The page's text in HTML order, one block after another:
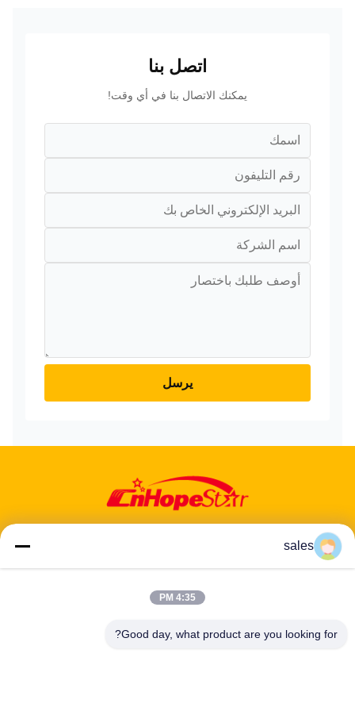
اتصل بنا
يمكنك الاتصال بنا في أي وقت!
يرسل
عنوان: 601-606، الطابق 6، المبنى E، حديقة يوانفين الصناعية، منطقة
هاتف:86-13424296897
sales
4:35 PM
Good day, what product are you looking for?